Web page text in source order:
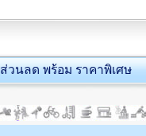
วนลด พร้อม ราคาพิเศษ